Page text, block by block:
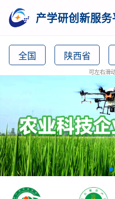
产学研创新服
全国 陕西省
可左右滑